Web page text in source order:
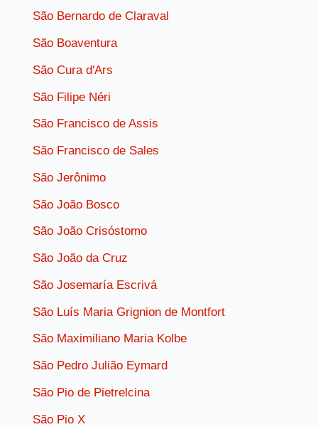
São Bernardo de Claraval
São Boaventura
São Cura d'Ars
São Filipe Néri
São Francisco de Assis
São Francisco de Sales
São Jerônimo
São João Bosco
São João Crisóstomo
São João da Cruz
São Josemaría Escrivá
São Luís Maria Grignion de Montfort
São Maximiliano Maria Kolbe
São Pedro Julião Eymard
São Pio de Pietrelcina
São Pio X